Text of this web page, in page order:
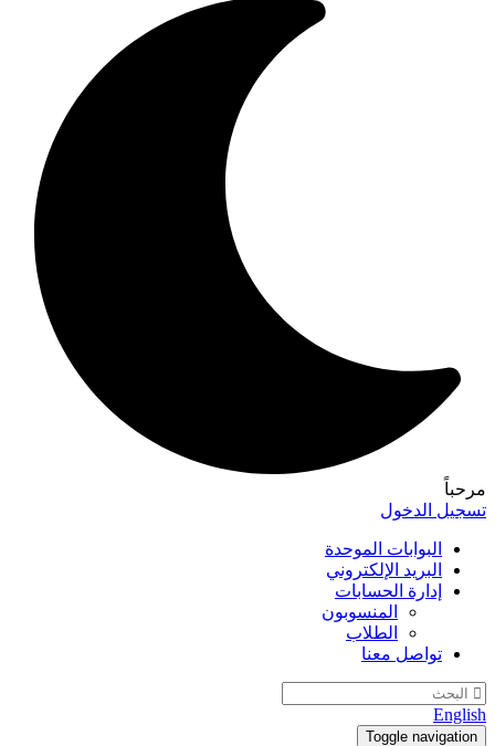
مرحباً
تسجيل الدخول
البوابات الموحدة
البريد الإلكتروني
إدارة الحسابات
المنسوبون
الطلاب
تواصل معنا
English
Toggle navigation